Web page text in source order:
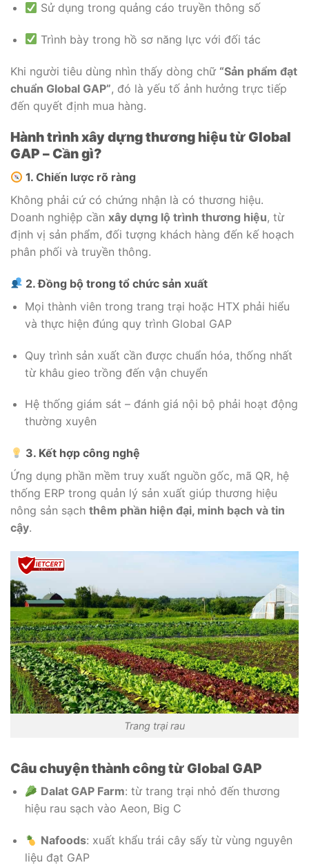
Sử dụng trong quảng cáo truyền thông số
Trình bày trong hồ sơ năng lực với đối tác
Khi người tiêu dùng nhìn thấy dòng chữ “Sản phẩm đạt
chuẩn Global GAP”, đó là yếu tố ảnh hưởng trực tiếp
đến quyết định mua hàng.
Hành trình xây dựng thương hiệu từ Global
GAP – Cần gì?
1. Chiến lược rõ ràng
Không phải cứ có chứng nhận là có thương hiệu.
Doanh nghiệp cần xây dựng lộ trình thương hiệu, từ
định vị sản phẩm, đối tượng khách hàng đến kế hoạch
phân phối và truyền thông.
2. Đồng bộ trong tổ chức sản xuất
Mọi thành viên trong trang trại hoặc HTX phải hiểu
và thực hiện đúng quy trình Global GAP
Quy trình sản xuất cần được chuẩn hóa, thống nhất
từ khâu gieo trồng đến vận chuyển
Hệ thống giám sát – đánh giá nội bộ phải hoạt động
thường xuyên
3. Kết hợp công nghệ
Ứng dụng phần mềm truy xuất nguồn gốc, mã QR, hệ
thống ERP trong quản lý sản xuất giúp thương hiệu
nông sản sạch thêm phần hiện đại, minh bạch và tin
cậy.
Trang trại rau
Câu chuyện thành công từ Global GAP
Dalat GAP Farm: từ trang trại nhỏ đến thương
hiệu rau sạch vào Aeon, Big C
Nafoods: xuất khẩu trái cây sấy từ vùng nguyên
liệu đạt GAP